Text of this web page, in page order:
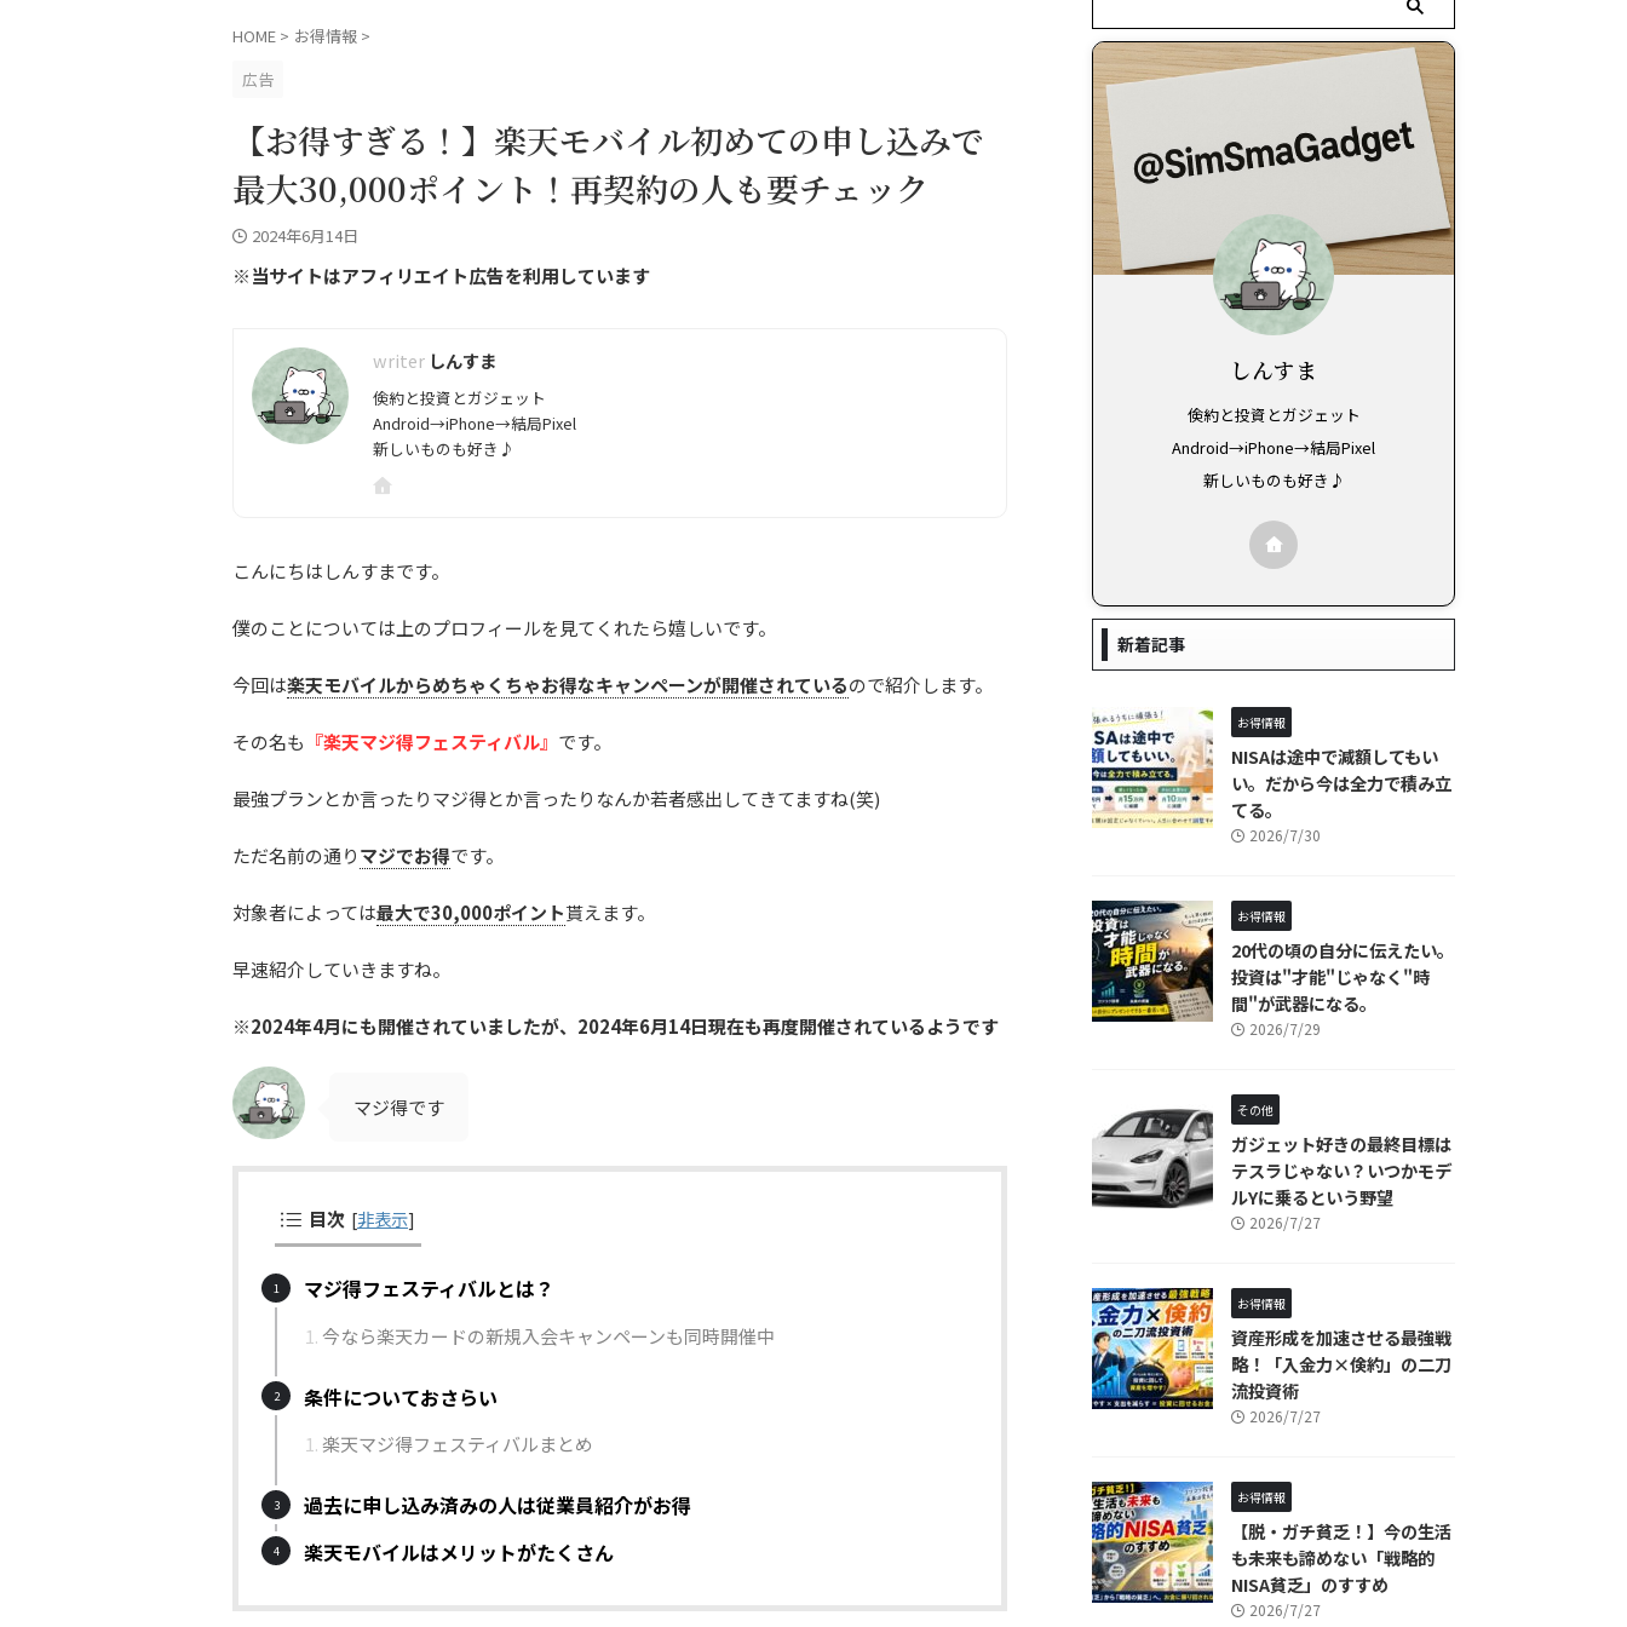
HOME > お得情報 >
広告
【お得すぎる！】楽天モバイル初めての申し込みで
最大30,000ポイント！再契約の人も要チェック
2024年6月14日
※当サイトはアフィリエイト広告を利用しています
しんすま
倹約と投資とガジェット
Android→iPhone→結局Pixel
新しいものも好き♪
こんにちはしんすまです。
僕のことについては上のプロフィールを見てくれたら嬉しいです。
今回は楽天モバイルからめちゃくちゃお得なキャンペーンが開催されているので紹介します。
その名も 『楽天マジ得フェスティバル』 です。
最強プランとか言ったりマジ得とか言ったりなんか若者感出してきてますね(笑)
ただ名前の通りマジでお得です。
対象者によっては最大で30,000ポイント貰えます。
早速紹介していきますね。
※2024年4月にも開催されていましたが、2024年6月14日現在も再度開催されているようです
マジ得です
目次 [非表示]
マジ得フェスティバルとは？
今なら楽天カードの新規入会キャンペーンも同時開催中
条件についておさらい
楽天マジ得フェスティバルまとめ
過去に申し込み済みの人は従業員紹介がお得
楽天モバイルはメリットがたくさん
しんすま
倹約と投資とガジェット
Android→iPhone→結局Pixel
新しいものも好き♪
新着記事
お得情報
NISAは途中で減額してもい
い。だから今は全力で積み立
てる。
2026/7/30
お得情報
20代の頃の自分に伝えたい。
投資は"才能"じゃなく"時
間"が武器になる。
2026/7/29
その他
ガジェット好きの最終目標は
テスラじゃない？いつかモデ
ルYに乗るという野望
2026/7/27
お得情報
資産形成を加速させる最強戦
略！「入金力×倹約」の二刀
流投資術
2026/7/27
お得情報
【脱・ガチ貧乏！】今の生活
も未来も諦めない「戦略的
NISA貧乏」のすすめ
2026/7/27